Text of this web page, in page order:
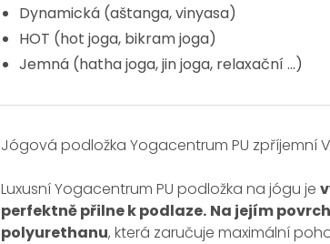
Dynamická (aštanga, vinyasa)
HOT (hot joga, bikram joga)
Jemná (hatha joga, jin joga, relaxační ...)
Jógová podložka Yogacentrum PU zpříjemní
Luxusní Yogacentrum PU podložka na jógu je
perfektně přilne k podlaze. Na jejím
polyurethanu, která zaručuje maximální